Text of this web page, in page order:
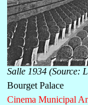
Salle 1934 (Source:
Bourget Palace
Cinema Municipal